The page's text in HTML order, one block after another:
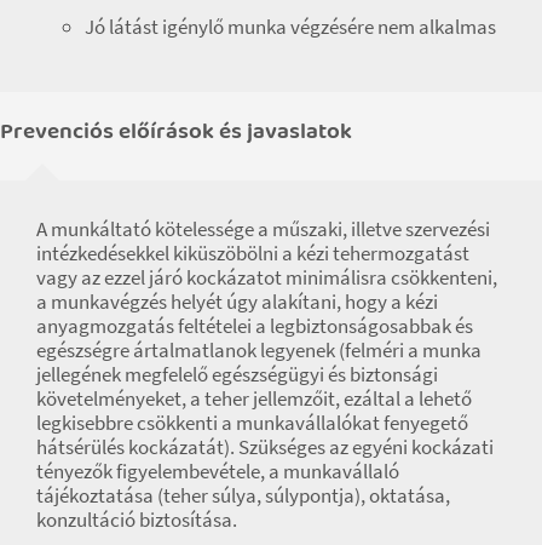
Jó látást igénylő munka végzésére nem alkalmas
Prevenciós előírások és javaslatok
A munkáltató kötelessége a műszaki, illetve szervezési
intézkedésekkel kiküszöbölni a kézi tehermozgatást
vagy az ezzel járó kockázatot minimálisra csökkenteni,
a munkavégzés helyét úgy alakítani, hogy a kézi
anyagmozgatás feltételei a legbiztonságosabbak és
egészségre ártalmatlanok legyenek (felméri a munka
jellegének megfelelő egészségügyi és biztonsági
követelményeket, a teher jellemzőit, ezáltal a lehető
legkisebbre csökkenti a munkavállalókat fenyegető
hátsérülés kockázatát). Szükséges az egyéni kockázati
tényezők figyelembevétele, a munkavállaló
tájékoztatása (teher súlya, súlypontja), oktatása,
konzultáció biztosítása.